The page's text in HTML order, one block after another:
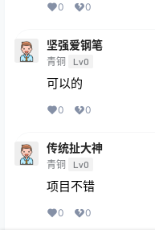
0 0
坚强爱钢笔
青铜 Lv0
可以的
0 0
传统扯大神
青铜 Lv0
项目不错
0 0